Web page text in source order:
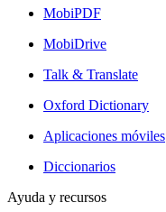
MobiPDF
MobiDrive
Talk & Translate
Oxford Dictionary
Aplicaciones móviles
Diccionarios
Ayuda y recursos